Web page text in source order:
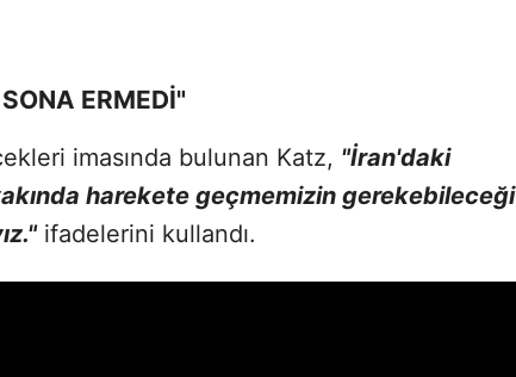
ERMEDİ"
imasında bulunan Katz, "İran'daki
harekete geçmemizin gerekebileceği
ifadelerini kullandı.